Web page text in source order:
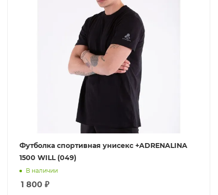
Футболка спортивная унисекс +ADRENALINA
1500 WILL (049)
В наличии
1 800 ₽